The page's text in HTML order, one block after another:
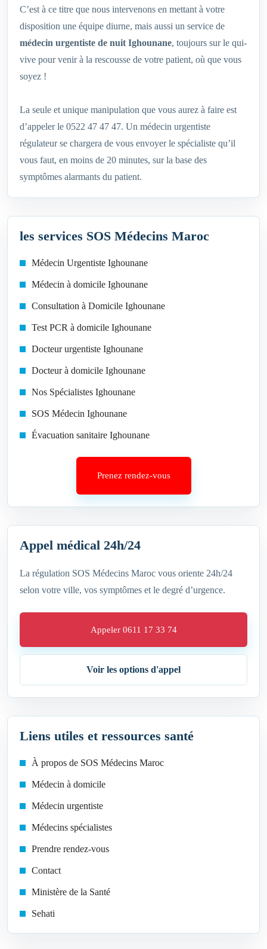
C’est à ce titre que nous intervenons en mettant à votre
disposition une équipe diurne, mais aussi un service de
médecin urgentiste de nuit Ighounane, toujours sur le qui-
vive pour venir à la rescousse de votre patient, où que vous
soyez !
La seule et unique manipulation que vous aurez à faire est
d’appeler le 0522 47 47 47. Un médecin urgentiste
régulateur se chargera de vous envoyer le spécialiste qu’il
vous faut, en moins de 20 minutes, sur la base des
symptômes alarmants du patient.
les services SOS Médecins Maroc
Médecin Urgentiste Ighounane
Médecin à domicile Ighounane
Consultation à Domicile Ighounane
Test PCR à domicile Ighounane
Docteur urgentiste Ighounane
Docteur à domicile Ighounane
Nos Spécialistes Ighounane
SOS Médecin Ighounane
Évacuation sanitaire Ighounane
Prenez rendez-vous
Appel médical 24h/24
La régulation SOS Médecins Maroc vous oriente 24h/24
selon votre ville, vos symptômes et le degré d’urgence.
Appeler 0611 17 33 74
Voir les options d'appel
Liens utiles et ressources santé
À propos de SOS Médecins Maroc
Médecin à domicile
Médecin urgentiste
Médecins spécialistes
Prendre rendez-vous
Contact
Ministère de la Santé
Sehati